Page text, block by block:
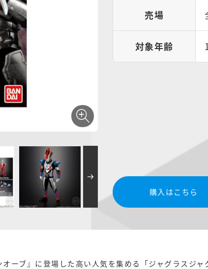
売場
対象年齢
購入はこちら
ーブ』に登場した高い人気を集める「ジャグラスジ